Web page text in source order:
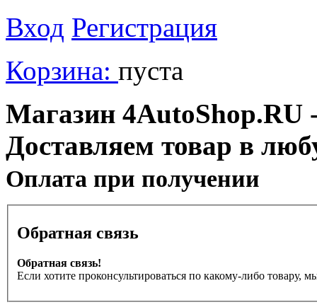
Вход Регистрация
Корзина: пуста
Магазин 4AutoShop.RU
Доставляем товар в
Оплата при получении
Обратная связь
Обратная связь!
Если хотите проконсультироваться по какому-либо товару,